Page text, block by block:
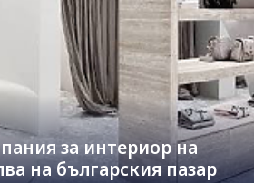
за интериор на
на българския пазар